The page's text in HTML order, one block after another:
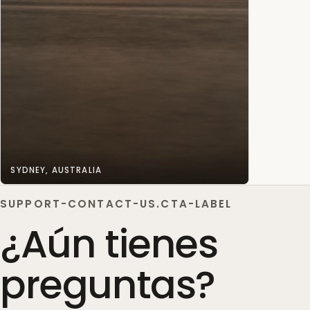
SYDNEY, AUSTRALIA
SUPPORT-CONTACT-US.CTA-LABEL
¿Aún tienes
preguntas?